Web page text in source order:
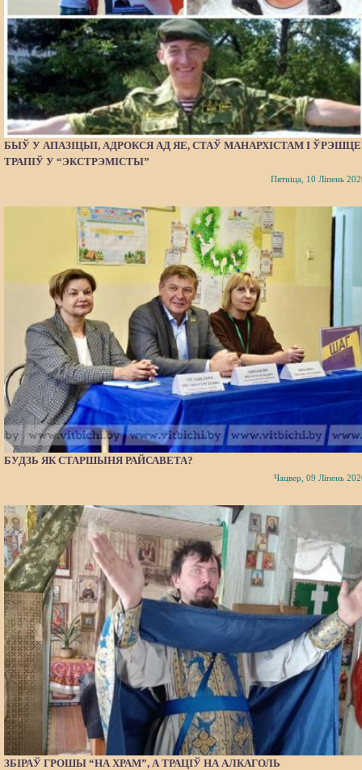
БЫЎ У АПАЗІЦЫІ, АДРОКСЯ АД ЯЕ, СТАЎ МАНАРХІСТАМ І ЎРЭШЦЕ
ТРАПІЎ У “ЭКСТРЭМІСТЫ”
Пятніца, 10 Ліпень
БУДЗЬ ЯК СТАРШЫНЯ РАЙСАВЕТА?
Чацвер, 09 Ліпень
ЗБІРАЎ ГРОШЫ “НА ХРАМ”, А ТРАЦІЎ НА АЛКАГОЛЬ